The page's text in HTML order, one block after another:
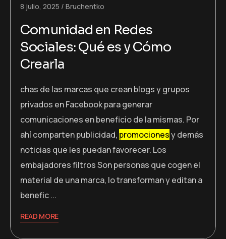
8 julio, 2025 Bruchentko
Comunidad en Redes
Sociales: Qué es y Cómo
Crearla
chas de las marcas que crean blogs y grupos
privados en Facebook para generar
comunicaciones en beneficio de la mismas. Por
ahí comparten publicidad, promocionesy demás
noticias que les puedan favorecer. Los
embajadores filtros Son personas que cogen el
material de una marca, lo transforman y editan a
benefic ...
READ MORE